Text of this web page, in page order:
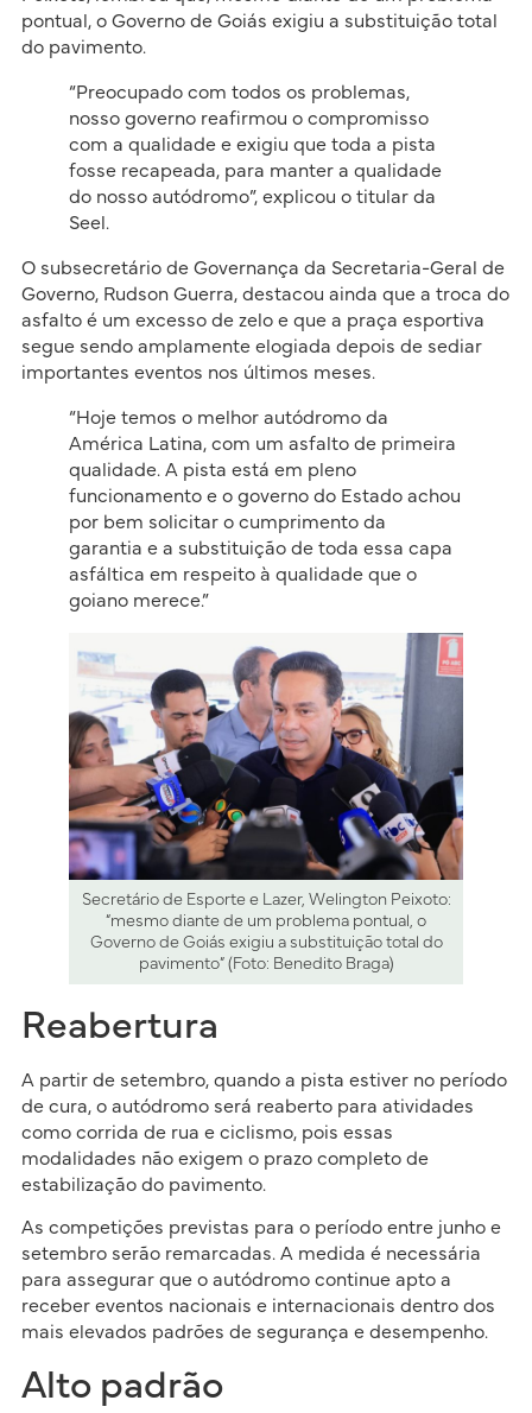
pontual, o Governo de Goiás exigiu a substituição total
do pavimento.
“Preocupado com todos os problemas,
nosso governo reafirmou o compromisso
com a qualidade e exigiu que toda a pista
fosse recapeada, para manter a qualidade
do nosso autódromo”, explicou o titular da
Seel.
O subsecretário de Governança da Secretaria-Geral de
Governo, Rudson Guerra, destacou ainda que a troca do
asfalto é um excesso de zelo e que a praça esportiva
segue sendo amplamente elogiada depois de sediar
importantes eventos nos últimos meses.
“Hoje temos o melhor autódromo da
América Latina, com um asfalto de primeira
qualidade. A pista está em pleno
funcionamento e o governo do Estado achou
por bem solicitar o cumprimento da
garantia e a substituição de toda essa capa
asfáltica em respeito à qualidade que o
goiano merece.”
Secretário de Esporte e Lazer, Welington Peixoto:
“mesmo diante de um problema pontual, o
Governo de Goiás exigiu a substituição total do
pavimento” (Foto: Benedito Braga)
Reabertura
A partir de setembro, quando a pista estiver no período
de cura, o autódromo será reaberto para atividades
como corrida de rua e ciclismo, pois essas
modalidades não exigem o prazo completo de
estabilização do pavimento.
As competições previstas para o período entre junho e
setembro serão remarcadas. A medida é necessária
para assegurar que o autódromo continue apto a
receber eventos nacionais e internacionais dentro dos
mais elevados padrões de segurança e desempenho.
Alto padrão